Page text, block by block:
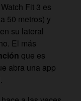
Fit 3 es
50 metros) y
su lateral
El más
que es
abra una app